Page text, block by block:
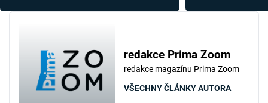
redakce Prima Zoom
redakce magazínu Prima Zoom
VŠECHNY ČLÁNKY AUTORA